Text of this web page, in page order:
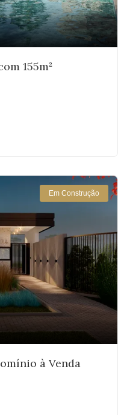
155m²
Em Construção
à Venda